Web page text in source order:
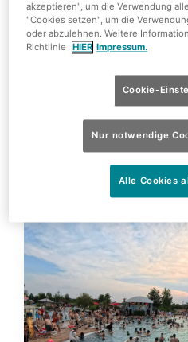
akzeptieren", um die Verwendung
"Cookies setzen", um die
oder abzulehnen. Weitere
Richtlinie
HIER Impressum.
Cookie-
Nur notwendige
Alle Cookies